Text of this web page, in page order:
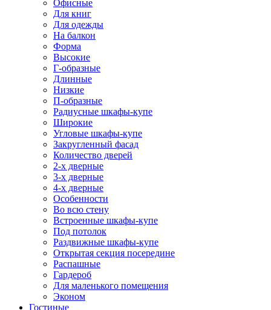
Офисные
Для книг
Для одежды
На балкон
Форма
Высокие
Г-образные
Длинные
Низкие
П-образные
Радиусные шкафы-купе
Широкие
Угловые шкафы-купе
Закругленный фасад
Количество дверей
2-х дверные
3-х дверные
4-х дверные
Особенности
Во всю стену
Встроенные шкафы-купе
Под потолок
Раздвижные шкафы-купе
Открытая секция посередине
Распашные
Гардероб
Для маленького помещения
Эконом
Гостиные